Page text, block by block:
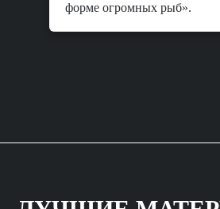
форме огромных рыб».